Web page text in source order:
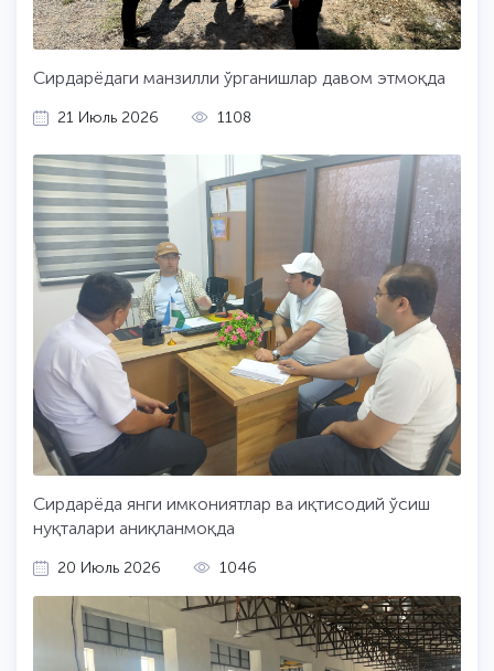
амалий ёрдам сўради. Билдирилган мурожаатлар
мутасадди ташкилотлар иштирокида муҳокама
қилиниб, улар юзасидан тегишли тушунтиришлар
берилди. Қўшимча ўрганишни талаб этадиган
масалалар эса назоратга олиниб, уларни ҳал этиш
Сирдарёдаги манзилли ўрганишлар давом этмоқда
21 Июль 2026 1108
Сирдарёда янги имкониятлар ва иқтисодий ўсиш
нуқталари аниқланмоқда
20 Июль 2026 1046